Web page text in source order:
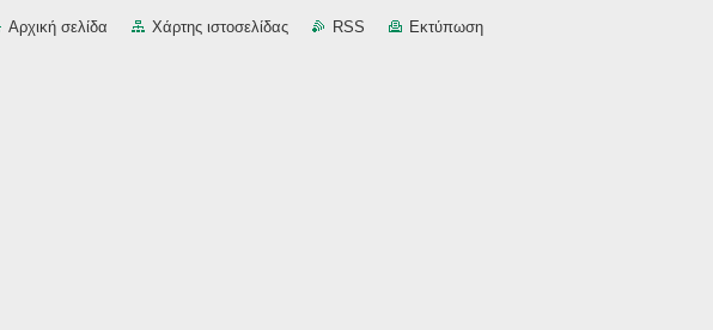
Αρχική σελίδα Χάρτης ιστοσελίδας RSS Εκτύπωση